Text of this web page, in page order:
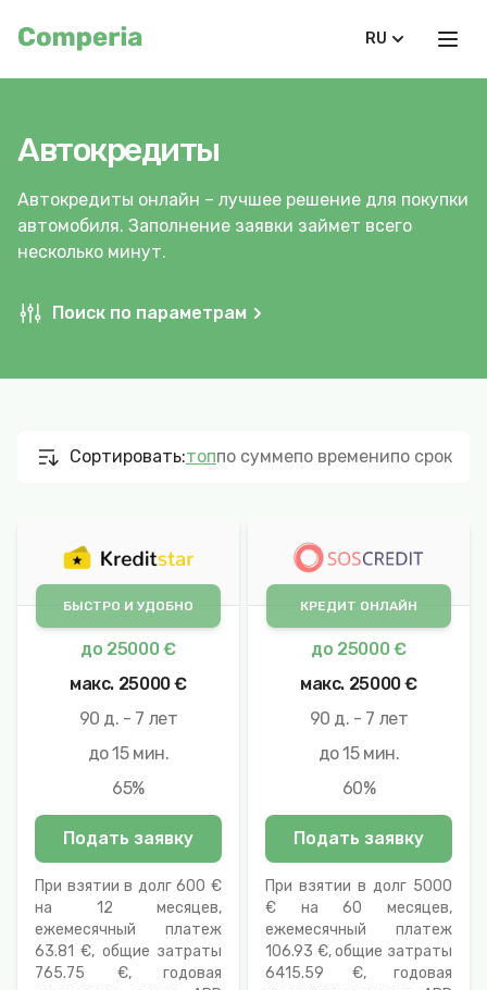
RU
Автокредиты
Автокредиты онлайн – лучшее решение для покупки
автомобиля. Заполнение заявки займет всего
несколько минут.
Поиск по параметрам
Сортировать:топпо суммепо временипо сроку
БЫСТРО И УДОБНО
до 25000 €
макс. 25000 €
90 д. - 7 лет
до 15 мин.
65%
Подать заявку
При взятии в долг 600 €
на 12 месяцев,
ежемесячный платеж
63.81 €, общие затраты
765.75 €, годовая
КРЕДИТ ОНЛАЙН
до 25000 €
макс. 25000 €
90 д. - 7 лет
до 15 мин.
60%
Подать заявку
При взятии в долг 5000
€ на 60 месяцев,
ежемесячный платеж
106.93 €, общие затраты
6415.59 €, годовая